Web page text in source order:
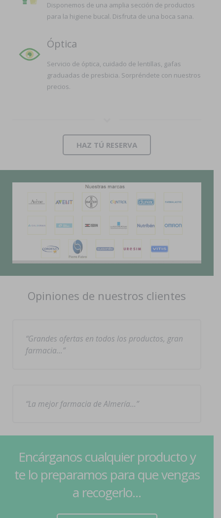
Disponemos de una amplia sección de productos
para la higiene bucal. Disfruta de una boca sana.
Óptica
Servicio de óptica, cuidado de lentillas, gafas
graduadas de presbicia. Sorpréndete con nuestros
precios.
HAZ TÚ RESERVA
Opiniones de nuestros clientes
Grandes ofertas en todos los productos, gran
farmacia…
La mejor farmacia de Almería…
Encárganos cualquier producto y
te lo preparamos para que vengas
a recogerlo...